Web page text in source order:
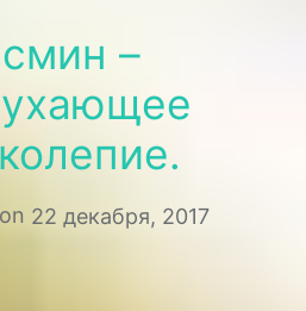
–
22 декабря, 2017